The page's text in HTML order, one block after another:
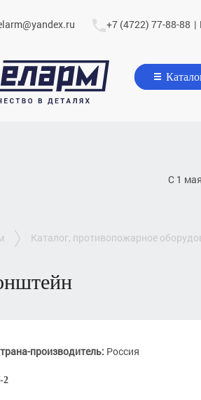
+7 (4722) 77-88-88 |
С 1
каталог, противопожарное
производитель: Россия
2